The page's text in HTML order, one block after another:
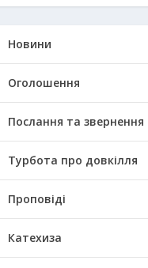
Новини
Оголошення
Послання та звернення
Турбота про довкілля
Проповіді
Катехиза